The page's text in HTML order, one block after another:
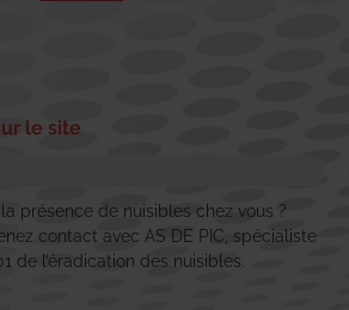
le site
présence de nuisibles chez vous ?
contact avec AS DE PIC, spécialiste
de l’éradication des nuisibles.